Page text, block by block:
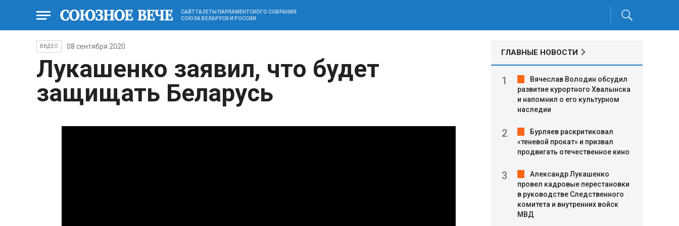
САЙТ ГАЗЕТЫ ПАРЛАМЕНТСКОГО СОБРАНИЯ
СОЮЗА БЕЛАРУСИ И РОССИИ
ВИДЕО 08 сентября 2020
Лукашенко заявил, что будет
защищать Беларусь
ГЛАВНЫЕ НОВОСТИ
Вячеслав Володин обсудил
развитие курортного Хвалынска
и напомнил о его культурном
наследии
Бурляев раскритиковал
«теневой прокат» и призвал
продвигать отечественное кино
Александр Лукашенко
провел кадровые перестановки
в руководстве Следственного
комитета и внутренних войск
МВД